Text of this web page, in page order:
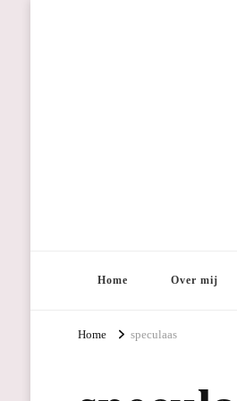
Home Over mij
Home speculaas